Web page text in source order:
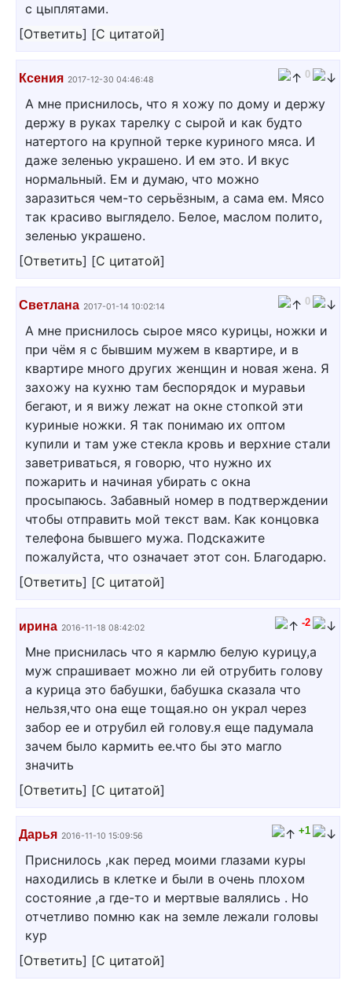
с цыплятами.
[Ответить] [С цитатой]
Ксения 2017-12-30 04:46:48 0
А мне приснилось, что я хожу по дому и держу
держу в руках тарелку с сырой и как будто
натертого на крупной терке куриного мяса. И
даже зеленью украшено. И ем это. И вкус
нормальный. Ем и думаю, что можно
заразиться чем-то серьёзным, а сама ем. Мясо
так красиво выглядело. Белое, маслом полито,
зеленью украшено.
[Ответить] [С цитатой]
Светлана 2017-01-14 10:02:14 0
А мне приснилось сырое мясо курицы, ножки и
при чём я с бывшим мужем в квартире, и в
квартире много других женщин и новая жена. Я
захожу на кухню там беспорядок и муравьи
бегают, и я вижу лежат на окне стопкой эти
куриные ножки. Я так понимаю их оптом
купили и там уже стекла кровь и верхние стали
заветриваться, я говорю, что нужно их
пожарить и начиная убирать с окна
просыпаюсь. Забавный номер в подтверждении
чтобы отправить мой текст вам. Как концовка
телефона бывшего мужа. Подскажите
пожалуйста, что означает этот сон. Благодарю.
[Ответить] [С цитатой]
ирина 2016-11-18 08:42:02 -2
Мне приснилась что я кармлю белую курицу,а
муж спрашивает можно ли ей отрубить голову
а курица это бабушки, бабушка сказала что
нельзя,что она еще тощая.но он украл через
забор ее и отрубил ей голову.я еще падумала
зачем было кармить ее.что бы это магло
значить
[Ответить] [С цитатой]
Дарья 2016-11-10 15:09:56 +1
Приснилось ,как перед моими глазами куры
находились в клетке и были в очень плохом
состояние ,а где-то и мертвые валялись . Но
отчетливо помню как на земле лежали головы
кур
[Ответить] [С цитатой]